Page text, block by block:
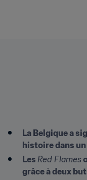
La Belgique a
histoire dans
Les Red Flames
grâce à deux